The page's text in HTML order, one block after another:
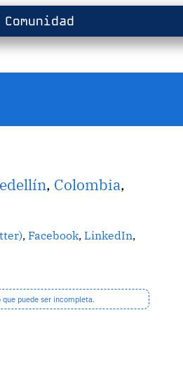
Comunidad
, Colombia,
,Facebook,LinkedIn,
puede ser incompleta.